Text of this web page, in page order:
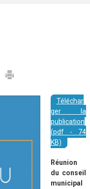
Téléchar
ger la
publication
(pdf - 74
KB)
Réunion
du conseil
municipal